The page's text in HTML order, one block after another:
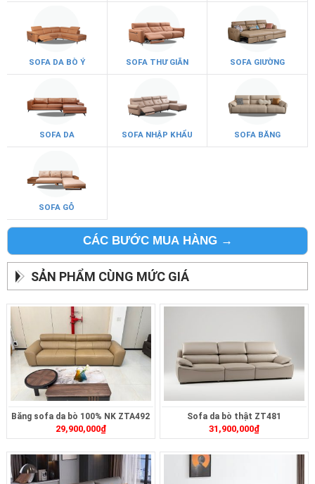
SOFA DA BÒ Ý SOFA THƯ GIÃN SOFA GIƯỜNG
SOFA DA SOFA NHẬP KHẨU SOFA BĂNG
SOFA GỖ
CÁC BƯỚC MUA HÀNG →
SẢN PHẨM CÙNG MỨC GIÁ
Băng sofa da bò 100% NK ZTA492
29,900,000₫
Sofa da bò thật ZT481
31,900,000₫